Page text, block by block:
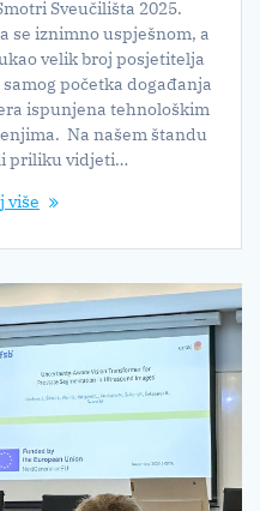
Sveučilišta 2025.
se iznimno uspješnom, a
velik broj posjetitelja
početka događanja
ispunjena tehnološkim
Na našem štandu
priliku vidjeti…
više